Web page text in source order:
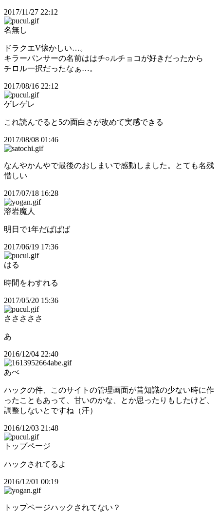
2017/11/27 22:12
名無し
ドラクエV懐かしい…。
キラーパンサーの名前ははチ○ルチョコが好きだったから
チロル一択だったなぁ…。
2017/08/16 22:12
ゲレゲレ
これ読んでると5の面白さが改めて実感できる
2017/08/08 01:46
なんやかんやで最後のおしまいで感動しました。とても名残
惜しい
2017/07/18 16:28
溶岩魔人
明日で1年だばばば
2017/06/19 17:36
はる
時間をわすれる
2017/05/20 15:36
さささささ
あ
2016/12/04 22:40
あべ
ハックの件、このサイトの管理画面が昔知識の少ない時に作
ったこともあって、甘いのかな、とか思ったりもしたけど、
調整しないとですね（汗）
2016/12/03 21:48
トップページ
ハックされてるよ
2016/12/01 00:19
トップページハックされてない？